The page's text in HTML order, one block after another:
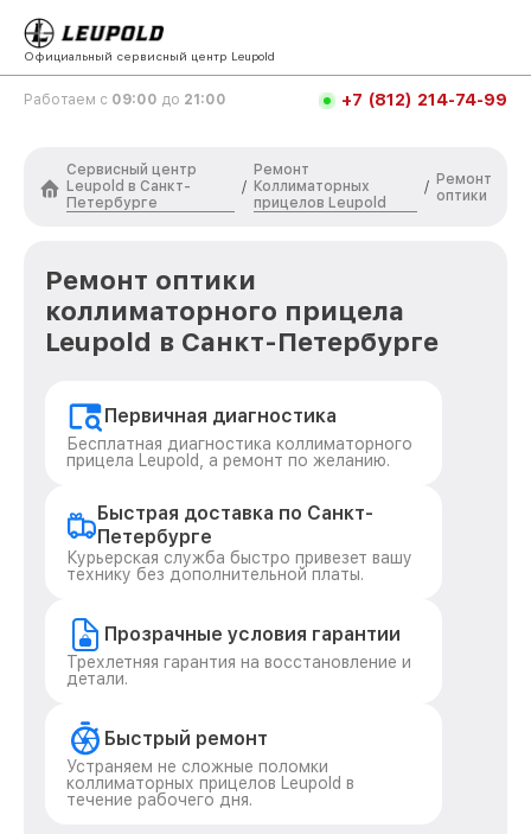
Официальный сервисный центр Leupold
Работаем с 09:00 до 21:00 +7 (812) 214-74-99
Сервисный центр
Leupold в Санкт-
Петербурге
/
Ремонт
Коллиматорных
прицелов Leupold
/ Ремонт
оптики
Ремонт оптики
коллиматорного прицела
Leupold в Санкт-Петербурге
Первичная диагностика
Бесплатная диагностика коллиматорного
прицела Leupold, а ремонт по желанию.
Быстрая доставка по Санкт-
Петербурге
Курьерская служба быстро привезет вашу
технику без дополнительной платы.
Прозрачные условия гарантии
Трехлетняя гарантия на восстановление и
детали.
Быстрый ремонт
Устраняем не сложные поломки
коллиматорных прицелов Leupold в
течение рабочего дня.